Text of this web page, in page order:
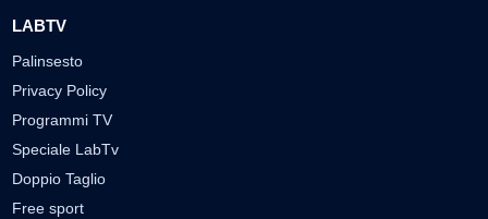
LABTV
Palinsesto
Privacy Policy
Programmi TV
Speciale LabTv
Doppio Taglio
Free sport